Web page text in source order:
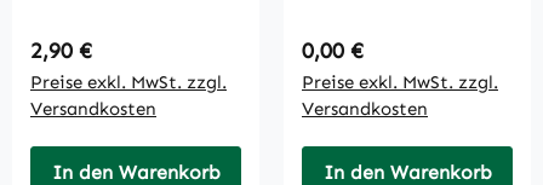
Regulärer Preis:
2,90 €
Preise exkl. MwSt. zzgl.
Versandkosten
In den Warenkorb
Regulärer Preis:
0,00 €
Preise exkl. MwSt. zzgl.
Versandkosten
In den Warenkorb